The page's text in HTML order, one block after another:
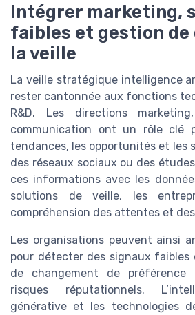
Intégrer marketing,
faibles et gestion de
la veille
La veille stratégique intelligence
rester cantonnée aux fonctions
R&D. Les directions
communication ont un rôle clé
tendances, les opportunités et les
des réseaux sociaux ou des
ces informations avec les
solutions de veille, les
compréhension des attentes et
Les organisations peuvent ainsi
pour détecter des signaux faibles
de changement de
risques réputationnels.
générative et les technologies